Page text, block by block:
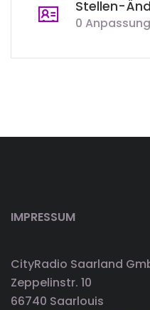
Stellen-
0
IMPRESSUM
CityRadio Saarland
Zeppelinstr. 10
66740 Saarlouis